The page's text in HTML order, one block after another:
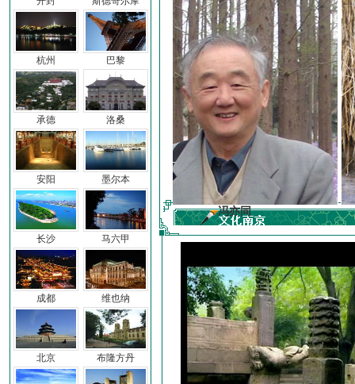
杭州
承德
安阳
长沙
成都
北京
巴黎
洛桑
墨尔本
马六甲
维也纳
布隆方丹
冯亦同